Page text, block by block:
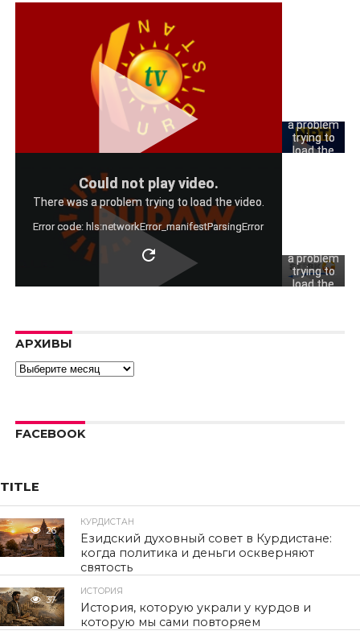
a problem
trying to
load the
Could not play video.
There was a problem trying to load the video.
Error code: hls:networkError_manifestParsingError
a problem
trying to
load the
АРХИВЫ
Архивы
FACEBOOK
TITLE
26
КУРДИСТАН
Езидский духовный совет в Курдистане:
когда политика и деньги оскверняют
святость
37
ИСТОРИЯ
История, которую украли у курдов и
которую мы сами повторяем